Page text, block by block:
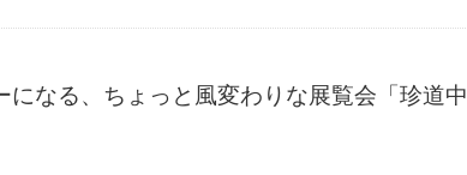
なる、ちょっと風変わりな展覧会「珍道中